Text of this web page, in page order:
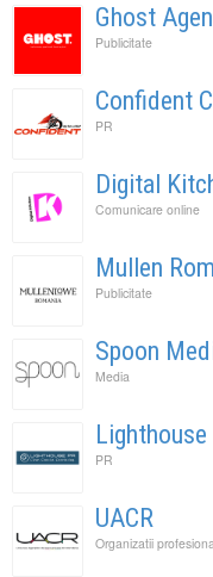
Ghost
Publicitate
Confident
PR
Digital
Comunicare online
Mullen
Publicitate
Spoon
Media
Lighthouse
PR
UACR
Organizatii